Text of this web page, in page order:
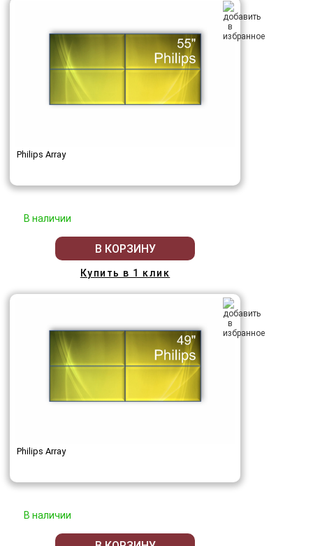
Philips Array
В наличии
В КОРЗИНУ
Купить в 1 клик
Philips Array
В наличии